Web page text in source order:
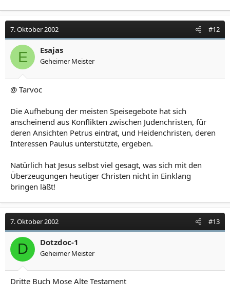
7. Oktober 2002 #12
E Esajas
Geheimer Meister
@ Tarvoc
Die Aufhebung der meisten Speisegebote hat sich
anscheinend aus Konflikten zwischen Judenchristen, für
deren Ansichten Petrus eintrat, und Heidenchristen, deren
Interessen Paulus unterstützte, ergeben.
Natürlich hat Jesus selbst viel gesagt, was sich mit den
Überzeugungen heutiger Christen nicht in Einklang
bringen läßt!
7. Oktober 2002 #13
D Dotzdoc-1
Geheimer Meister
Dritte Buch Mose Alte Testament